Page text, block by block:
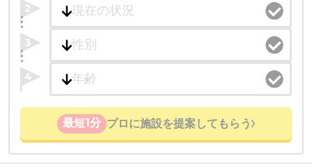
2
3
4
最短1分 プロに施設を提案してもらう